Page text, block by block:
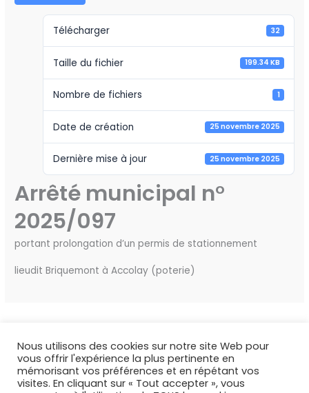
Télécharger 32
Taille du fichier 199.34 KB
Nombre de fichiers 1
Date de création 25 novembre 2025
Dernière mise à jour 25 novembre 2025
Arrêté municipal n°
2025/097
portant prolongation d’un permis de stationnement
lieudit Briquemont à Accolay (poterie)
Nous utilisons des cookies sur notre site Web pour
vous offrir l'expérience la plus pertinente en
mémorisant vos préférences et en répétant vos
visites. En cliquant sur « Tout accepter », vous